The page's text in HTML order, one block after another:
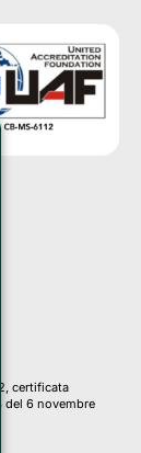
certificata
del 6 novembre